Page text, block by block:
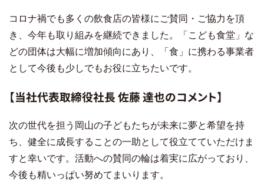
コロナ禍でも多くの飲食店の皆様にご賛同・ご協力を頂
き、今年も取り組みを継続できました。「こども食堂」な
どの団体は大幅に増加傾向にあり、「食」に携わる事業者
として今後も少しでもお役に立ちたいです。
【当社代表取締役社長 佐藤 達也のコメント】
次の世代を担う岡山の子どもたちが未来に夢と希望を持
ち、健全に成長することの一助として役立てていただけま
すと幸いです。活動への賛同の輪は着実に広がっており、
今後も精いっぱい努めてまいります。